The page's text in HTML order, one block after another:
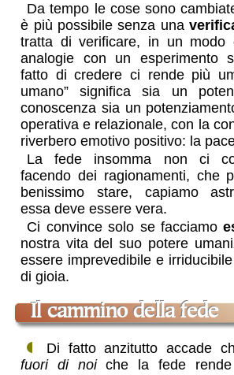
Da tempo le cose sono
è più possibile senza una
tratta di verificare, in un modo
analogie con un esperimento
fatto di credere ci rende più
umano” significa sia un
conoscenza sia un
operativa e relazionale, con la
riverbero emotivo positivo: la
La fede insomma non ci
facendo dei ragionamenti, che
benissimo stare, capiamo
essa deve essere vera.
Ci convince solo se facciamo
nostra vita del suo potere
essere imprevedibile e
di gioia.
il cammino della fede
Di fatto anzitutto accade
fuori di noiche la fede